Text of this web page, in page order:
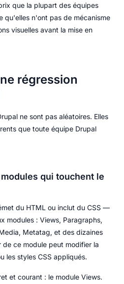
que la plupart des équipes
qu'elles n'ont pas de mécanisme
visuelles avant la mise en
régression
ne sont pas aléatoires. Elles
que toute équipe Drupal
qui touchent le
du HTML ou inclut du CSS —
modules : Views, Paragraphs,
Metatag, et des dizaines
ce module peut modifier la
les styles CSS appliqués.
et courant : le module Views.